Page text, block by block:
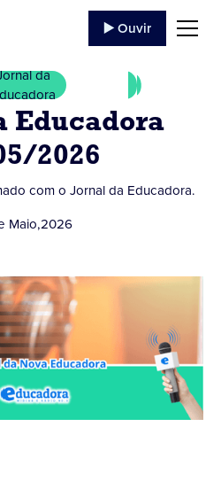
▶️ Ouvir
da
Educadora
2026
com o Jornal da Educadora.
Maio,2026